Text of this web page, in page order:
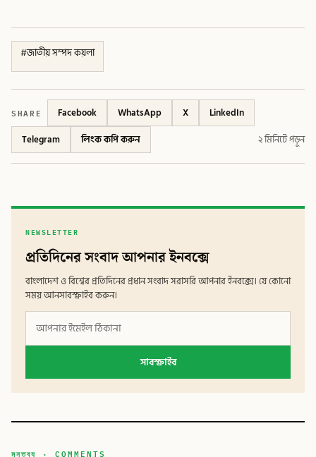
#জাতীয় সম্পদ কয়লা
SHARE Facebook WhatsApp X
LinkedIn
Telegram
লিংক কপি করুন ২ মিনিটে পড়ুন
NEWSLETTER
প্রতিদিনের সংবাদ আপনার ইনবক্সে
বাংলাদেশ ও বিশ্বের প্রতিদিনের প্রধান সংবাদ সরাসরি আপনার ইনবক্সে। যে কোনো
সময় আনসাবস্ক্রাইব করুন।
সাবস্ক্রাইব
মন্তব্য · COMMENTS